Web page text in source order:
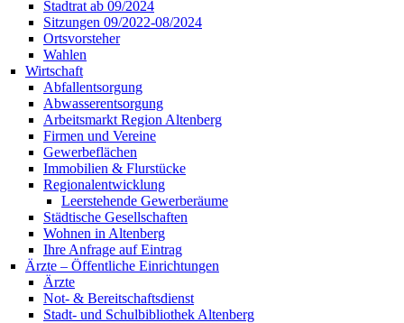
Stadtrat ab 09/2024
Sitzungen 09/2022-08/2024
Ortsvorsteher
Wahlen
Wirtschaft
Abfallentsorgung
Abwasserentsorgung
Arbeitsmarkt Region Altenberg
Firmen und Vereine
Gewerbeflächen
Immobilien & Flurstücke
Regionalentwicklung
Leerstehende Gewerberäume
Städtische Gesellschaften
Wohnen in Altenberg
Ihre Anfrage auf Eintrag
Ärzte – Öffentliche Einrichtungen
Ärzte
Not- & Bereitschaftsdienst
Stadt- und Schulbibliothek Altenberg